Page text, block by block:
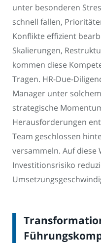
unter besonderen
schnell fallen,
Konflikte effizient
Skalierungen,
kommen diese
Tragen. HR-Due-
Manager unter
strategische
Herausforderungen
Team geschlossen
versammeln. Auf diese
Investitionsrisiko